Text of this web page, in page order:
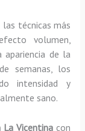
las técnicas más
volumen,
de la
semanas, los
intensidad y
sano.
La Vicentina con